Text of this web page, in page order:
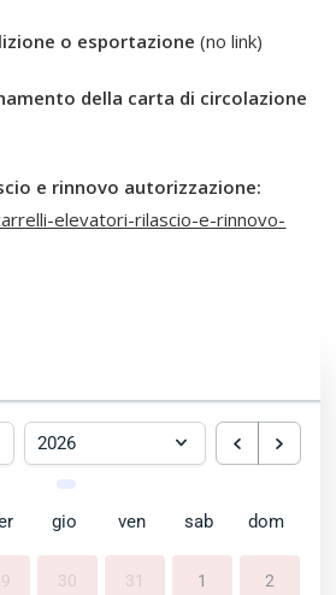
o esportazione (no link)
della carta di circolazione
e rinnovo autorizzazione:
elevatori-rilascio-e-rinnovo-
gio ven sab dom
30 31 1 2